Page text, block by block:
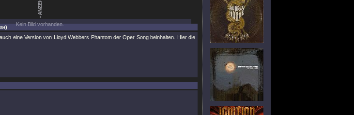
Kein Bild vorhanden.
eine Version von Lloyd Webbers Phantom der Oper Song beinhalten. Hier die